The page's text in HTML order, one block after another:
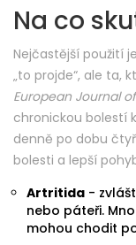
Na co
Nejčastější použití
„to projde“, ale ta,
European Journal
chronickou bolestí
denně po dobu
bolesti a lepší
Artritida -
nebo páteři.
mohou chodit